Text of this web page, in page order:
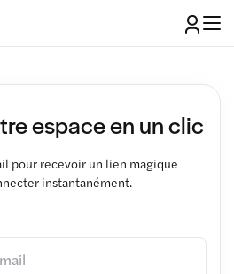
espace en un clic
pour recevoir un lien magique
instantanément.